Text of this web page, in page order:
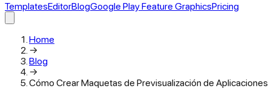
TemplatesEditorBlogGoogle Play Feature GraphicsPricing
Home
→
Blog
→
Cómo Crear Maquetas de Previsualización de